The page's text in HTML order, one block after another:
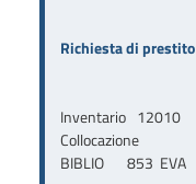
Richiesta di prestito
Inventario 12010
Collocazione
BIBLIO       853  EVA